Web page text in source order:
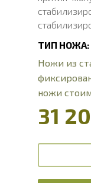
ТИП НОЖА:
Ножи из
ножи
31